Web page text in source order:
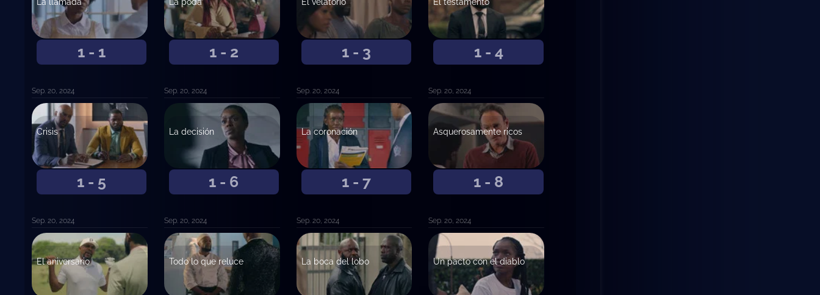
1 - 1
Sep. 20, 2024
1 - 2
Sep. 20, 2024
1 - 3
Sep. 20, 2024
1 - 4
Sep. 20, 2024
1 - 5
Crisis
Sep. 20, 2024
1 - 6
La decisión
Sep. 20, 2024
1 - 7
La coronación
Sep. 20, 2024
1 - 8
Asquerosamente ricos
Sep. 20, 2024
El aniversario Todo lo que reluce La boca del lobo Un pacto con el diablo